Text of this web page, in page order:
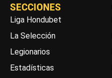
SECCIONES
Liga Hondubet
La Selección
Legionarios
Estadísticas